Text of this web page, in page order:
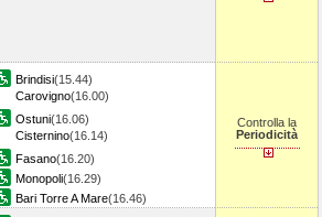
Brindisi(15.44)
Carovigno(16.00)
Ostuni(16.06)
Cisternino(16.14)
Fasano(16.20)
Monopoli(16.29)
Bari Torre A Mare(16.46)
Controlla la
Periodicità